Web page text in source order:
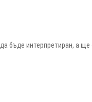
бъде интерпретиран, а ще